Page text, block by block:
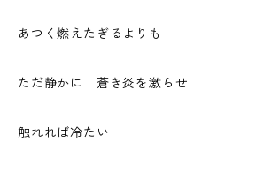
あつく燃えたぎるよりも
ただ静かに 蒼き炎を激らせ
触れれば冷たい